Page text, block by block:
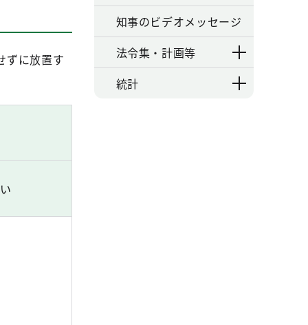
ずに放置す
知事のビデオメッセージ
法令集・計画等
統計